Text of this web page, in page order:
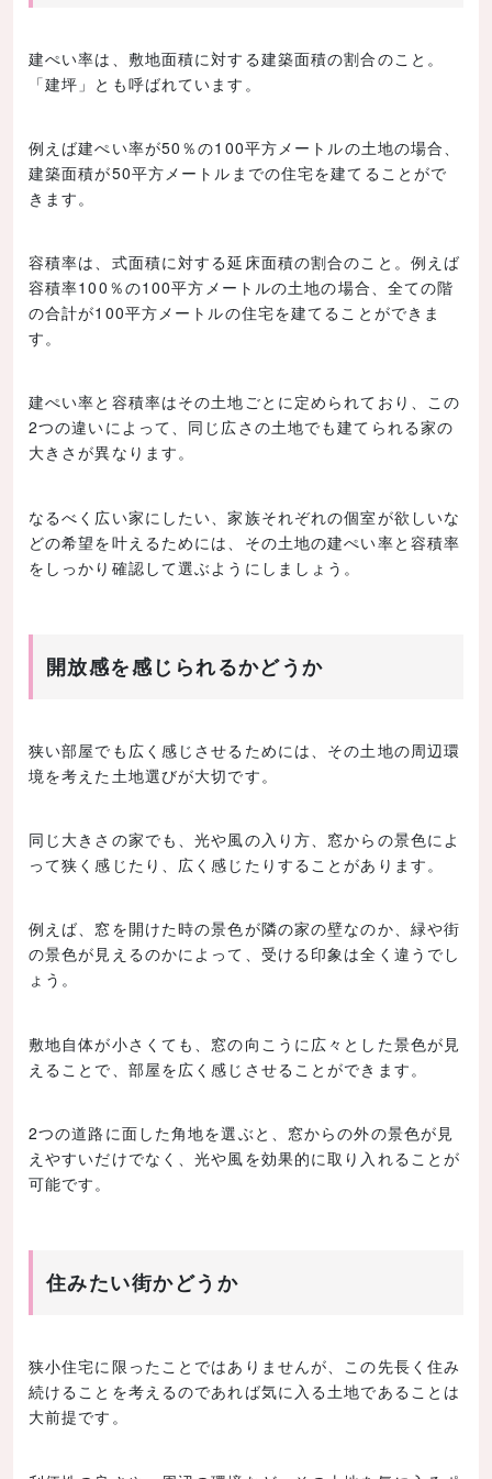
建ぺい率は、敷地面積に対する建築面積の割合のこと。
「建坪」とも呼ばれています。
例えば建ぺい率が50％の100平方メートルの土地の場合、
建築面積が50平方メートルまでの住宅を建てることがで
きます。
容積率は、式面積に対する延床面積の割合のこと。例えば
容積率100％の100平方メートルの土地の場合、全ての階
の合計が100平方メートルの住宅を建てることができま
す。
建ぺい率と容積率はその土地ごとに定められており、この
2つの違いによって、同じ広さの土地でも建てられる家の
大きさが異なります。
なるべく広い家にしたい、家族それぞれの個室が欲しいな
どの希望を叶えるためには、その土地の建ぺい率と容積率
をしっかり確認して選ぶようにしましょう。
開放感を感じられるかどうか
狭い部屋でも広く感じさせるためには、その土地の周辺環
境を考えた土地選びが大切です。
同じ大きさの家でも、光や風の入り方、窓からの景色によ
って狭く感じたり、広く感じたりすることがあります。
例えば、窓を開けた時の景色が隣の家の壁なのか、緑や街
の景色が見えるのかによって、受ける印象は全く違うでし
ょう。
敷地自体が小さくても、窓の向こうに広々とした景色が見
えることで、部屋を広く感じさせることができます。
2つの道路に面した角地を選ぶと、窓からの外の景色が見
えやすいだけでなく、光や風を効果的に取り入れることが
可能です。
住みたい街かどうか
狭小住宅に限ったことではありませんが、この先長く住み
続けることを考えるのであれば気に入る土地であることは
大前提です。